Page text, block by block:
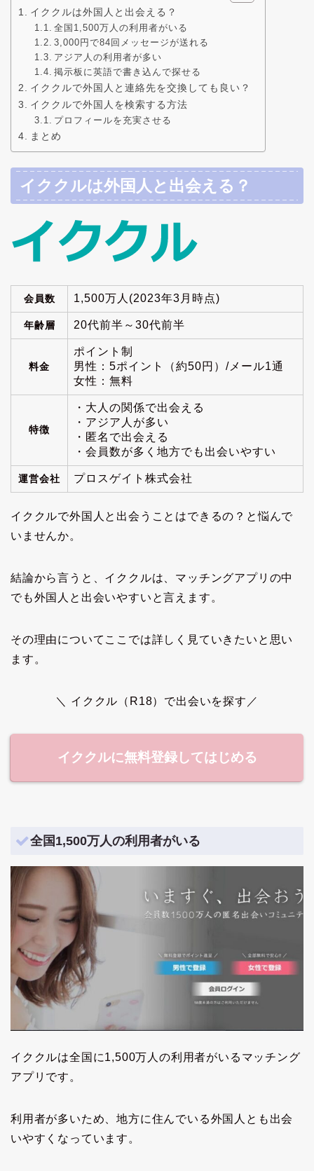
イククルは外国人と出会える？
全国1,500万人の利用者がいる
3,000円で84回メッセージが送れる
アジア人の利用者が多い
掲示板に英語で書き込んで探せる
イククルで外国人と連絡先を交換しても良い？
イククルで外国人を検索する方法
プロフィールを充実させる
まとめ
イククルは外国人と出会える？
会員数 1,500万人(2023年3月時点)
年齢層 20代前半～30代前半
料金
ポイント制
男性：5ポイント（約50円）/メール1通
女性：無料
特徴
・大人の関係で出会える
・アジア人が多い
・匿名で出会える
・会員数が多く地方でも出会いやすい
運営会社 プロスゲイト株式会社
イククルで外国人と出会うことはできるの？と悩んで
いませんか。
結論から言うと、イククルは、マッチングアプリの中
でも外国人と出会いやすいと言えます。
その理由についてここでは詳しく見ていきたいと思い
ます。
＼ イククル（R18）で出会いを探す／
イククルに無料登録してはじめる
全国1,500万人の利用者がいる
イククルは全国に1,500万人の利用者がいるマッチング
アプリです。
利用者が多いため、地方に住んでいる外国人とも出会
いやすくなっています。